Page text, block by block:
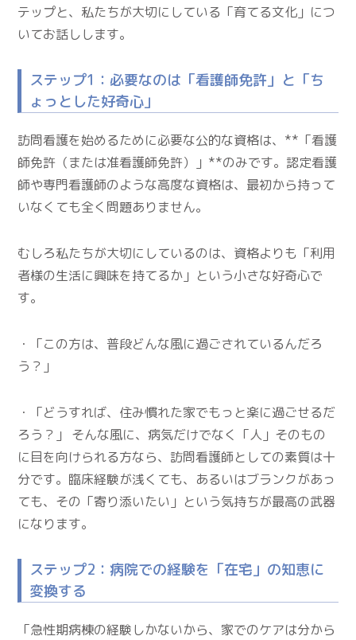
テップと、私たちが大切にしている「育てる文化」につ
いてお話しします。
ステップ1：必要なのは「看護師免許」と「ち
ょっとした好奇心」
訪問看護を始めるために必要な公的な資格は、**「看護
師免許（または准看護師免許）」**のみです。認定看護
師や専門看護師のような高度な資格は、最初から持って
いなくても全く問題ありません。
むしろ私たちが大切にしているのは、資格よりも「利用
者様の生活に興味を持てるか」という小さな好奇心で
す。
・「この方は、普段どんな風に過ごされているんだろ
う？」
・「どうすれば、住み慣れた家でもっと楽に過ごせるだ
ろう？」 そんな風に、病気だけでなく「人」そのもの
に目を向けられる方なら、訪問看護師としての素質は十
分です。臨床経験が浅くても、あるいはブランクがあっ
ても、その「寄り添いたい」という気持ちが最高の武器
になります。
ステップ2：病院での経験を「在宅」の知恵に
変換する
「急性期病棟の経験しかないから、家でのケアは分から